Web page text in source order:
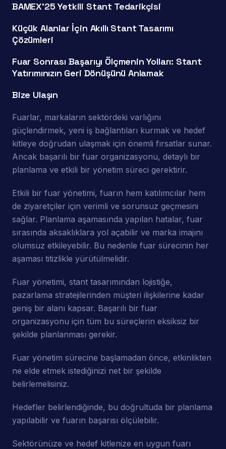
BAMEX’25 Yetkili Stant Tedarikçisi
Küçük Alanlar İçin Akıllı Stant Tasarımı
Çözümleri
Fuar Sonrası Başarıyı Ölçmenin Yolları: Stant
Yatırımınızın Geri Dönüşünü Anlamak
Bize Ulaşın
Fuarlar, markaların sektördeki varlığını
güçlendirmek, yeni iş bağlantıları kurmak ve hedef
kitleye doğrudan ulaşmak için önemli fırsatlar sunar.
Ancak başarılı bir fuar organizasyonu, detaylı bir
planlama ve etkili bir yönetim süreci gerektirir.
Etkili bir fuar yönetimi, fuarın hem katılımcılar hem
de ziyaretçiler için verimli ve sorunsuz geçmesini
sağlar. Planlama aşamasında yapılan hatalar, fuar
sırasında aksaklıklara yol açabilir ve marka imajını
olumsuz etkileyebilir. Bu nedenle fuar sürecinin her
aşaması titizlikle yürütülmelidir.
Fuar yönetimi, stant tasarımından lojistiğe,
pazarlama stratejilerinden müşteri ilişkilerine kadar
geniş bir alanı kapsar. Başarılı bir fuar
organizasyonu için tüm bu süreçlerin eksiksiz bir
şekilde planlanması gerekir.
Fuar yönetim sürecine başlamadan önce, etkinlikten
ne elde etmek istediğinizi net bir şekilde
belirlemelisiniz.
Hedefler belirlendiğinde, bu doğrultuda bir planlama
yapılabilir ve fuarın başarısı ölçülebilir.
Sektörünüze ve hedef kitlenize en uygun fuarı